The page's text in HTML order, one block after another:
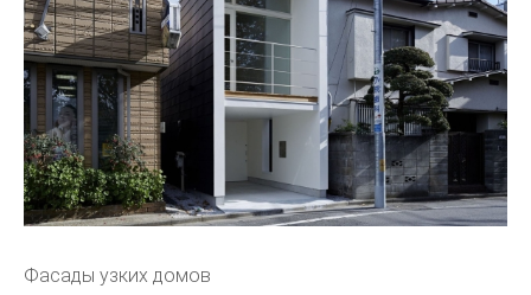
Фасады узких домов